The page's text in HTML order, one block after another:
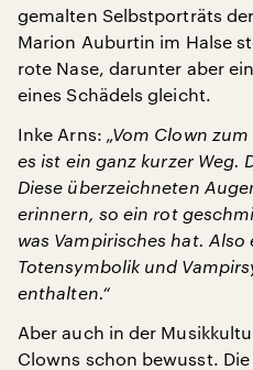
gemalten Selbstporträts
Marion Auburtin im Halse
rote Nase, darunter aber
eines Schädels gleicht.
Inke Arns: „Vom Clown
es ist ein ganz kurzer Weg.
Diese überzeichneten
erinnern, so ein rot
was Vampirisches hat. Also
Totensymbolik und
enthalten.“
Aber auch in der
Clowns schon bewusst.